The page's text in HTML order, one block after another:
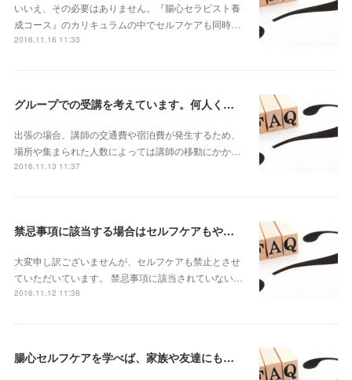
いいえ、その必要はありません。『腸心セラピスト養
成コース』のカリキュラムの中でセルフケアも同時…
2016.11.16 11:33
グループでの受講を考えています。何人くらい集まれば地方まで出張に来ていただけますか？
出張の場合、講師の交通費や宿泊費が発生するため、
場所や集まられた人数によっては講師の移動にかか…
2016.11.13 11:37
禁忌事項に該当する場合はセルフケアもやってはいけないのでしょうか？
大変申し訳ございませんが、セルフケアも禁止とさせ
ていただいています。 禁忌事項に該当されていない…
2016.11.12 11:38
腸心セルフケアを学べば、家族や友達にもやってあげることができますか？